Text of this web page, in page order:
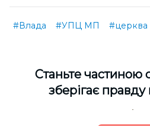
#Влада #УПЦ МП #церква
Cтаньте частиною
зберігає